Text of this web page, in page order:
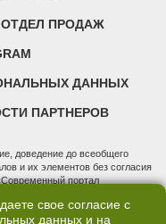
ОТДЕЛ ПРОДАЖ
ДАННЫХ
ПАРТНЕРОВ
доведение до всеобщего
и их элементов без согласия
портал
и массовых коммуникаций
77 - 76634 от 02.09.2019
свое согласие с
данных и на